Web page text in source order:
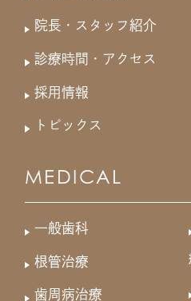
院長・スタッフ紹介
診療時間・アクセス
採用情報
トピックス
MEDICAL
一般歯科
根管治療
歯周病治療